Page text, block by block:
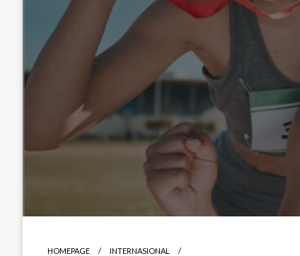
HOMEPAGE
INTERNASIONAL